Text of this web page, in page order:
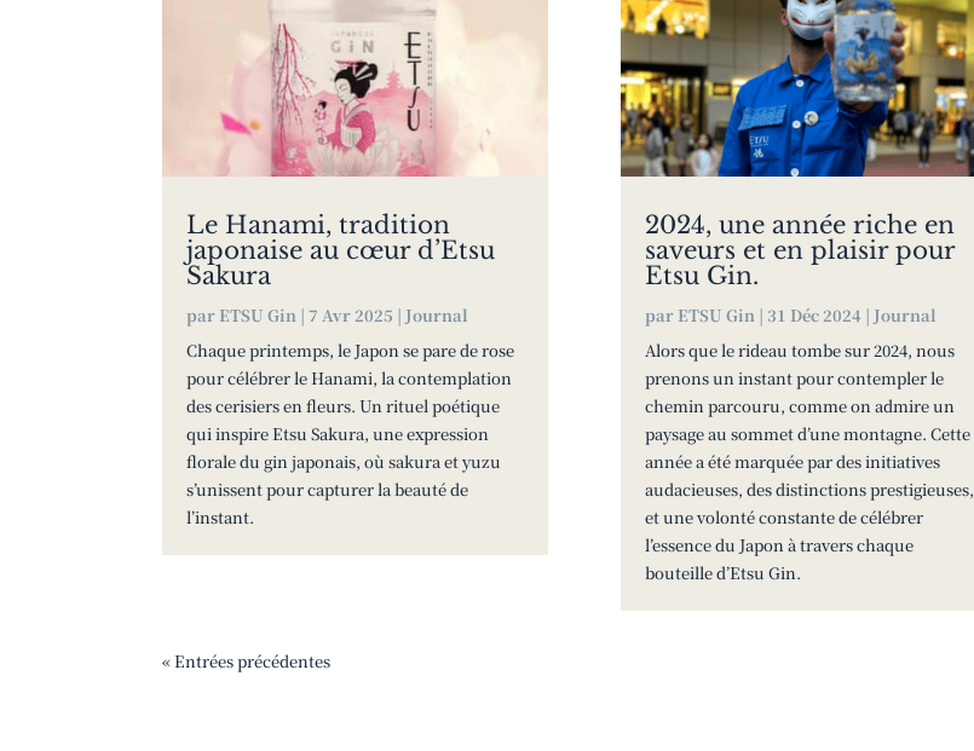
Le Hanami, tradition
japonaise au cœur d’Etsu
Sakura
par ETSU Gin |7 Avr 2025 | Journal
Chaque printemps, le Japon se pare de rose
pour célébrer le Hanami, la contemplation
des cerisiers en fleurs. Un rituel poétique
qui inspire Etsu Sakura, une expression
florale du gin japonais, où sakura et yuzu
s’unissent pour capturer la beauté de
l’instant.
2024, une année riche en
saveurs et en plaisir pour
Etsu Gin.
par ETSU Gin| 31 Déc 2024| Journal
Alors que le rideau tombe sur 2024, nous
prenons un instant pour contempler le
chemin parcouru, comme on admire un
paysage au sommet d’une montagne. Cette
année a été marquée par des initiatives
audacieuses, des distinctions prestigieuses,
et une volonté constante de célébrer
l’essence du Japon à travers chaque
bouteille d’Etsu Gin.
« Entrées précédentes